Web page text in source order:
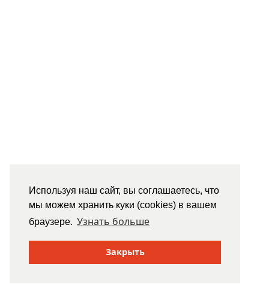
Используя наш сайт, вы соглашаетесь, что
мы можем хранить куки (cookies) в вашем
браузере. Узнать больше
Закрыть